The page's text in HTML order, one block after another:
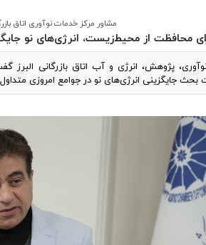
مشاور مرکز خدمات نوآوری اتاق
محافظت از محیط‌زیست، انرژی‌های نو
پژوهش، انرژی و آب اتاق بازرگانی
جایگزینی انرژی‌های نو در جوامع امروزی